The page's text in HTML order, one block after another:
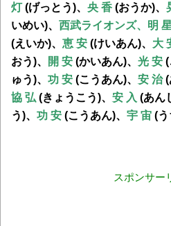
灯(げっとう)、 央 香 (おうか)、
いめい)、 西武ライオンズ、 明 星
(えいか)、 恵 安 (けいあん)、 大
おう)、
開 安 (かいあん)、 光 安 (
ゅう)、 功 安 (こうあん)、 安 治(
協 弘 (きょうこう)、 安 入 (あん
う)、 功 安 (こうあん)、 宇 宙 (
スポンサー